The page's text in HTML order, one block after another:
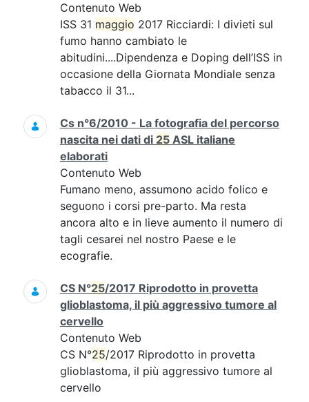
Contenuto Web
ISS 31 maggio 2017 Ricciardi: I divieti sul
fumo hanno cambiato le
abitudini....Dipendenza e Doping dell’ISS in
occasione della Giornata Mondiale senza
tabacco il 31...
Cs n°6/2010 - La fotografia del percorso
nascita nei dati di 25 ASL italiane
elaborati
Contenuto Web
Fumano meno, assumono acido folico e
seguono i corsi pre-parto. Ma resta
ancora alto e in lieve aumento il numero di
tagli cesarei nel nostro Paese e le
ecografie.
CS N°25/2017 Riprodotto in provetta
glioblastoma, il più aggressivo tumore al
cervello
Contenuto Web
CS N°25/2017 Riprodotto in provetta
glioblastoma, il più aggressivo tumore al
cervello